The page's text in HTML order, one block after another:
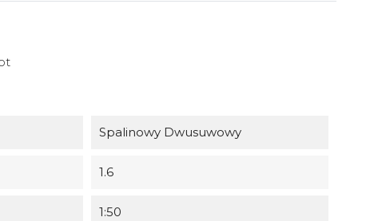
Spalinowy Dwusuwowy
1.6
1:50